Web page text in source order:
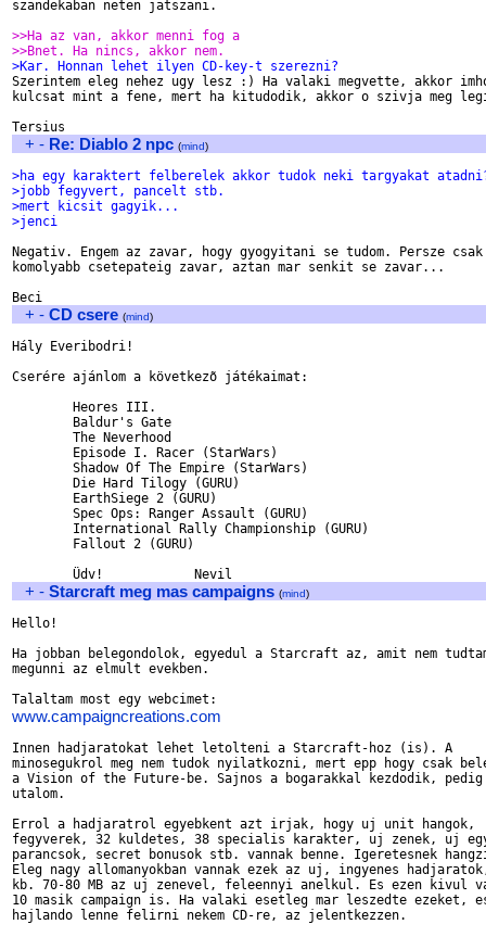
szandekaban neten jatszani.
>>Ha az van, akkor menni fog a
>>Bnet. Ha nincs, akkor nem.
>Kar. Honnan lehet ilyen CD-key-t szerezni?
Szerintem eleg nehez ugy lesz :) Ha valaki megvette, akkor
kulcsat mint a fene, mert ha kitudodik, akkor o szivja meg
+ - Re: Diablo 2 npc (mind)
>ha egy karaktert felberelek akkor tudok neki targyakat
>jobb fegyvert, pancelt stb.
>mert kicsit gagyik...
>jenci
Negativ. Engem az zavar, hogy gyogyitani se tudom. Persze
komolyabb csetepateig zavar, aztan mar senkit se zavar...
+ - CD csere (mind)
Hály Everibodri!
Cserére ajánlom a következõ játékaimat:
+ - Starcraft meg mas campaigns (mind)
Hello!
Ha jobban belegondolok, egyedul a Starcraft az, amit nem
megunni az elmult evekben.
www.campaigncreations.com
Innen hadjaratokat lehet letolteni a Starcraft-hoz (is). A
minosegukrol meg nem tudok nyilatkozni, mert epp hogy csak
a Vision of the Future-be. Sajnos a bogarakkal kezdodik,
utalom.
Errol a hadjaratrol egyebkent azt irjak, hogy uj unit hangok,
fegyverek, 32 kuldetes, 38 specialis karakter, uj zenek, uj
parancsok, secret bonusok stb. vannak benne. Igeretesnek
Eleg nagy allomanyokban vannak ezek az uj, ingyenes
kb. 70-80 MB az uj zenevel, feleennyi anelkul. Es ezen kivul
10 masik campaign is. Ha valaki esetleg mar leszedte ezeket,
hajlando lenne felirni nekem CD-re, az jelentkezzen.